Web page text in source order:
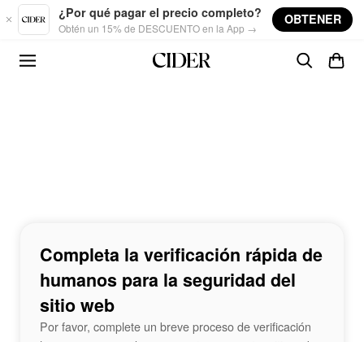
Skip to main content
¿Por qué pagar el precio completo?
Obtén un 15% de DESCUENTO en la App →
OBTENER
Completa la verificación rápida de
humanos para la seguridad del
sitio web
Por favor, complete un breve proceso de verificación